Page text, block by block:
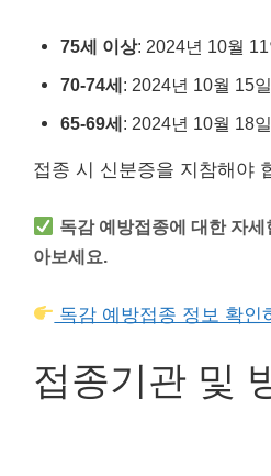
75세 이상: 2024년 10월
70-74세: 2024년 10월 15
65-69세: 2024년 10월 18
접종 시 신분증을 지참해야
독감 예방접종에 대한 자
아보세요.
독감 예방접종 정보 확인
접종기관 및